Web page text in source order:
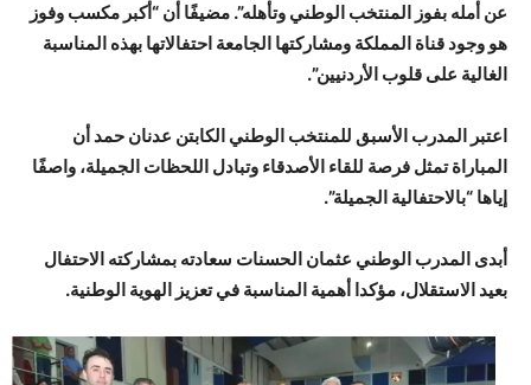
عن أمله بفوز المنتخب الوطني وتأهله”. مضيفًا أن “أكبر مكسب وفوز
هو وجود قناة المملكة ومشاركتها الجامعة احتفالاتها بهذه المناسبة
الغالية على قلوب الأردنيين”.
اعتبر المدرب الأسبق للمنتخب الوطني الكابتن عدنان حمد أن
المباراة تمثل فرصة للقاء الأصدقاء وتبادل اللحظات الجميلة، واصفًا
إياها “بالاحتفالية الجميلة”.
أبدى المدرب الوطني عثمان الحسنات سعادته بمشاركته الاحتفال
بعيد الاستقلال، مؤكدا أهمية المناسبة في تعزيز الهوية الوطنية.